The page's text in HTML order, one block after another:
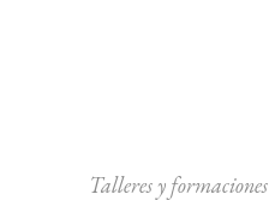
Talleres y formaciones